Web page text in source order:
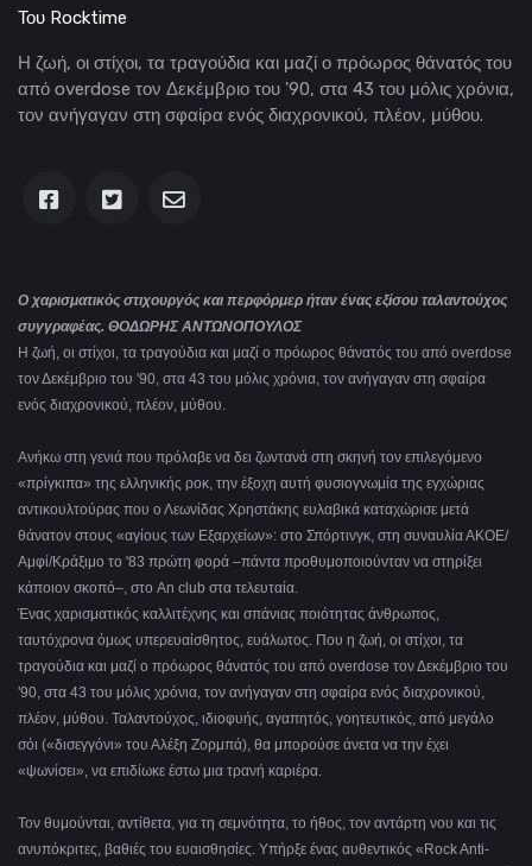
Του Rocktime
Η ζωή, οι στίχοι, τα τραγούδια και μαζί ο πρόωρος θάνατός του
από overdose τον Δεκέμβριο του '90, στα 43 του μόλις χρόνια,
τον ανήγαγαν στη σφαίρα ενός διαχρονικού, πλέον, μύθου.
Ο χαρισματικός στιχουργός και περφόρμερ ήταν ένας εξίσου ταλαντούχος
συγγραφέας. ΘΟΔΩΡΗΣ ΑΝΤΩΝΟΠΟΥΛΟΣ
Η ζωή, οι στίχοι, τα τραγούδια και μαζί ο πρόωρος θάνατός του από overdose
τον Δεκέμβριο του '90, στα 43 του μόλις χρόνια, τον ανήγαγαν στη σφαίρα
ενός διαχρονικού, πλέον, μύθου.
Ανήκω στη γενιά που πρόλαβε να δει ζωντανά στη σκηνή τον επιλεγόμενο
«πρίγκιπα» της ελληνικής ροκ, την έξοχη αυτή φυσιογνωμία της εγχώριας
αντικουλτούρας που ο Λεωνίδας Χρηστάκης ευλαβικά καταχώρισε μετά
θάνατον στους «αγίους των Εξαρχείων»: στο Σπόρτινγκ, στη συναυλία ΑΚΟΕ/
Αμφί/Κράξιμο το '83 πρώτη φορά –πάντα προθυμοποιούνταν να στηρίξει
κάποιον σκοπό‒, στο An club στα τελευταία.
Ένας χαρισματικός καλλιτέχνης και σπάνιας ποιότητας άνθρωπος,
ταυτόχρονα όμως υπερευαίσθητος, ευάλωτος. Που η ζωή, οι στίχοι, τα
τραγούδια και μαζί ο πρόωρος θάνατός του από overdose τον Δεκέμβριο του
'90, στα 43 του μόλις χρόνια, τον ανήγαγαν στη σφαίρα ενός διαχρονικού,
πλέον, μύθου. Ταλαντούχος, ιδιοφυής, αγαπητός, γοητευτικός, από μεγάλο
σόι («δισεγγόνι» του Αλέξη Ζορμπά), θα μπορούσε άνετα να την έχει
«ψωνίσει», να επιδίωκε έστω μια τρανή καριέρα.
Τον θυμούνται, αντίθετα, για τη σεμνότητα, το ήθος, τον αντάρτη νου και τις
ανυπόκριτες, βαθιές του ευαισθησίες. Υπήρξε ένας αυθεντικός «Rock Anti-